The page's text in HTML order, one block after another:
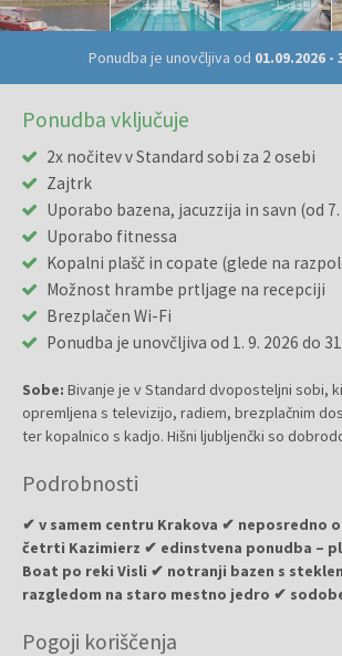
Ponudba je unovčljiva od 01.09.2026-
Ponudba vključuje
2x nočitev v Standard sobi za 2 osebi
Zajtrk
Uporabo bazena, jacuzzija in savn (od 7.
Uporabo fitnessa
Kopalni plašč in copate (glede na
Možnost hrambe prtljage na recepciji
Brezplačen Wi-Fi
Ponudba je unovčljiva od 1. 9. 2026 do
Sobe: Bivanje je v Standard dvoposteljni sobi,
opremljena s televizijo, radiem, brezplačnim
ter kopalnico s kadjo. Hišni ljubljenčki so
Podrobnosti
✔ v samem centru Krakova ✔ neposredno
četrti Kazimierz ✔ edinstvena ponudba –
Boat po reki Visli ✔ notranji bazen s
razgledom na staro mestno jedro ✔
izdelki ✔ eleganten lobby bar Torino
Pogoji koriščenja